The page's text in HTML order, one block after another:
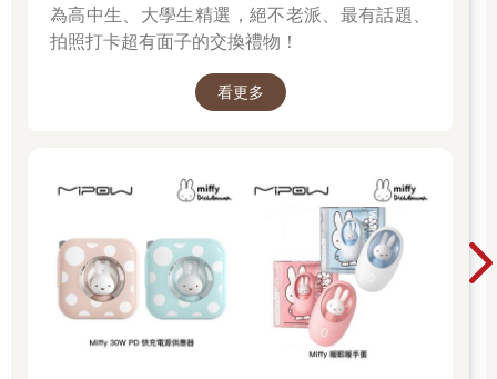
為高中生、大學生精選，絕不老派、最有話題、
拍照打卡超有面子的交換禮物！
看更多